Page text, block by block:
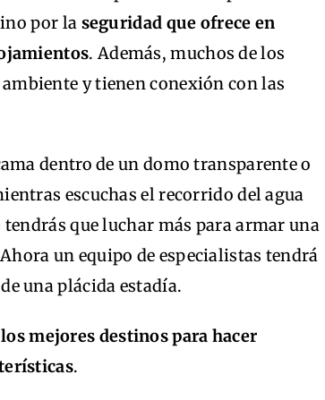
por la seguridad que ofrece en
. Además, muchos de los
y tienen conexión con las
dentro de un domo transparente o
escuchas el recorrido del agua
que luchar más para armar una
un equipo de especialistas tendrá
una plácida estadía.
mejores destinos para hacer
.